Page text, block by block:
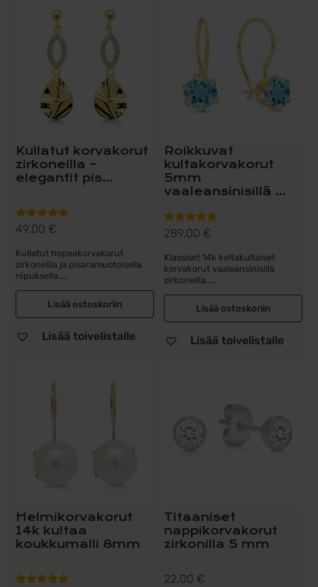
Kullatut korvakorut
zirkoneilla –
elegantit pis...
Arvostelu
5.00/ 5
49,00 €
Kullatut hopeakorvakorut
zirkoneilla ja pisaramuotoisella
riipuksella....
Lisää ostoskoriin
Lisää toivelistalle
Roikkuvat
kultakorvakorut
5mm
vaaleansinisillä ...
Arvostelu
5.00/ 5
289,00 €
Klassiset 14k keltakultaiset
korvakorut vaaleansinisillä
zirkoneilla....
Lisää ostoskoriin
Lisää toivelistalle
Helmikorvakorut
14k kultaa
koukkumalli 8mm
Titaaniset
nappikorvakorut
zirkonilla 5 mm
22,00 €